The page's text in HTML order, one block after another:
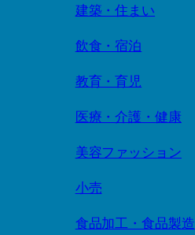
建築・住まい
飲食・宿泊
教育・育児
医療・介護・健康
美容ファッション
小売
食品加工・食品製造